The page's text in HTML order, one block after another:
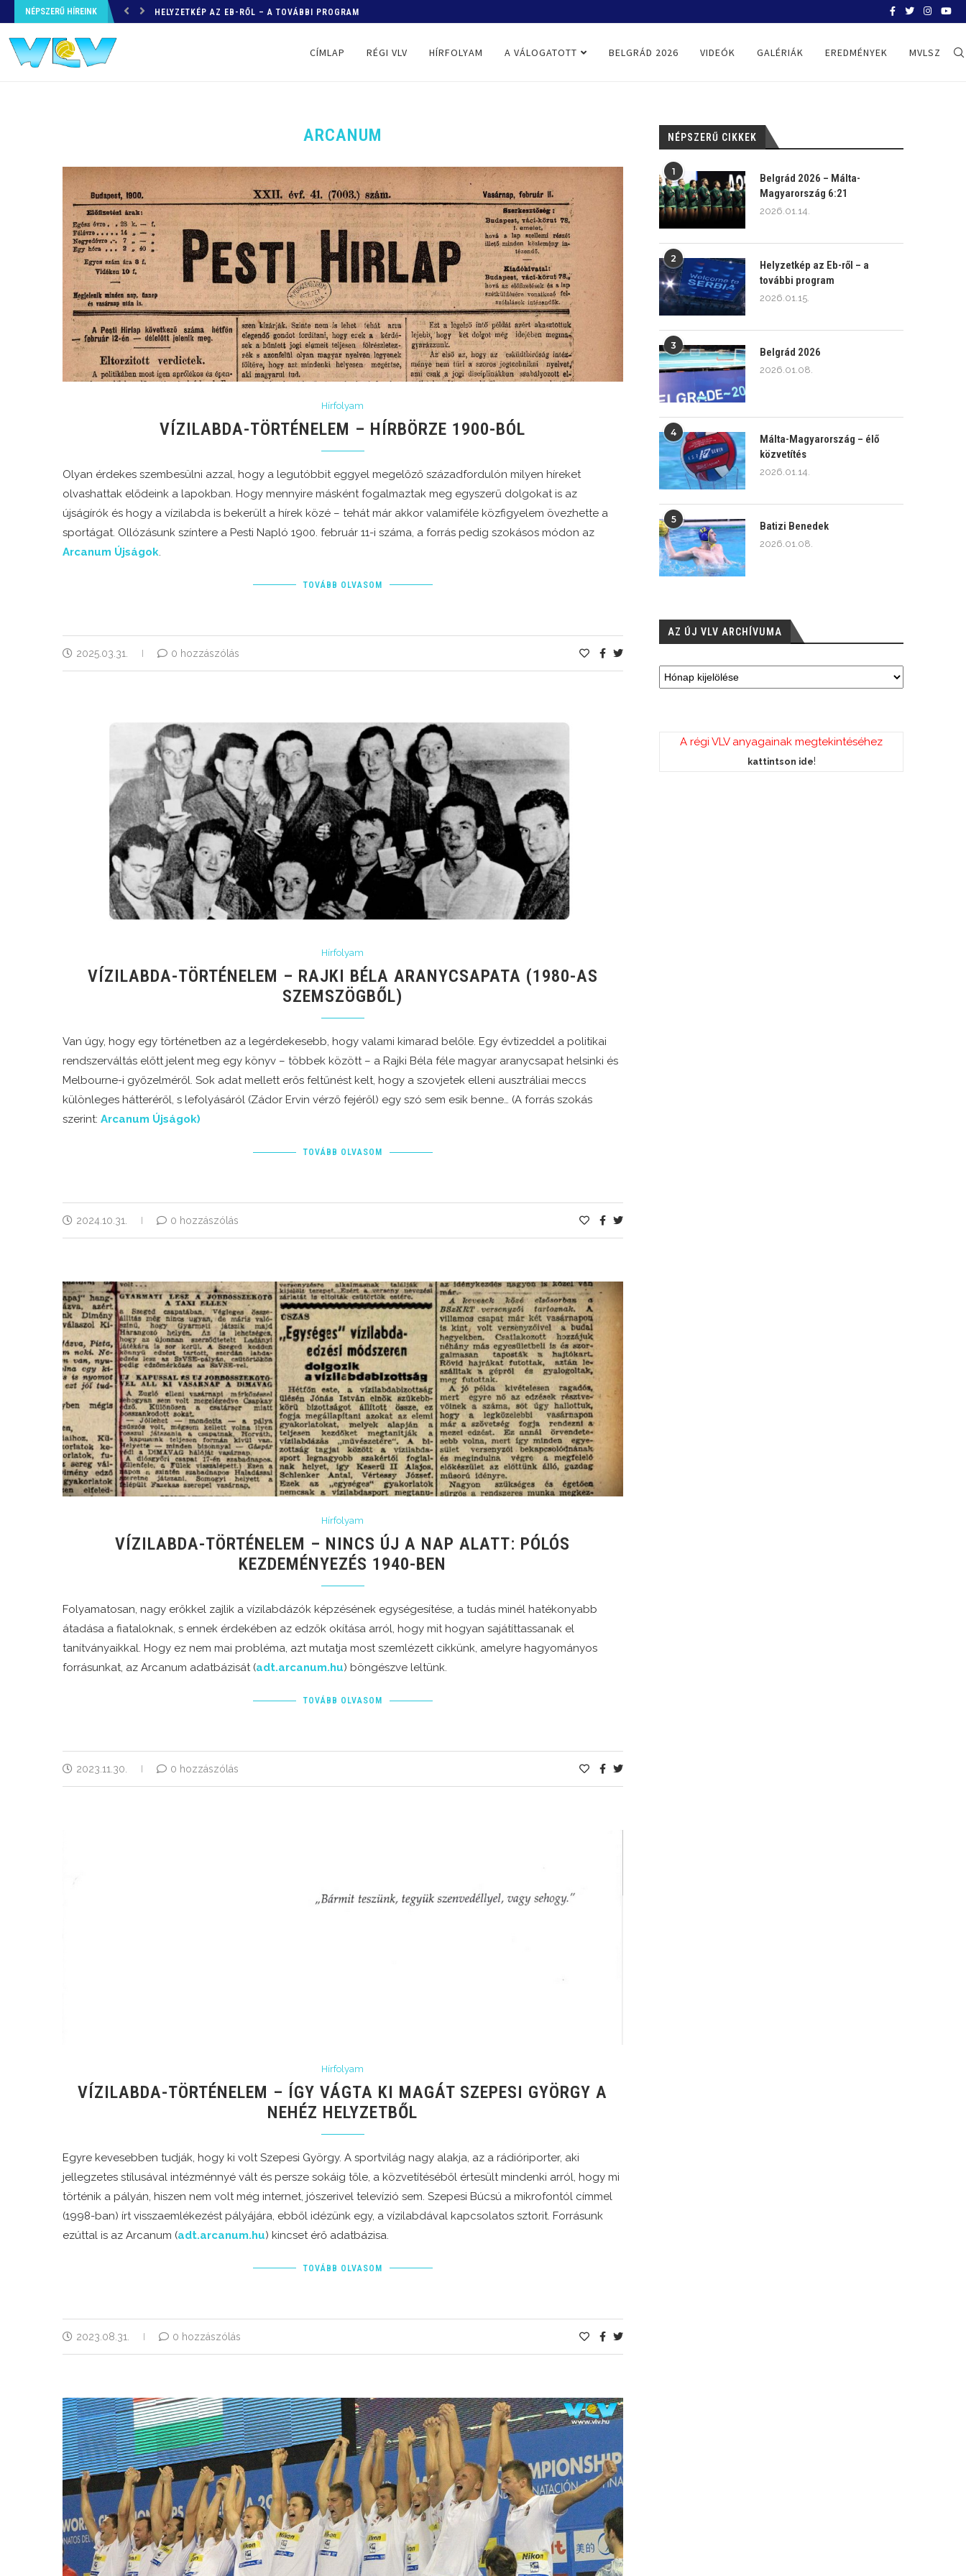
NÉPSZERŰ HÍREINK HELYZETKÉP AZ EB-RŐL – A TOVÁBBI PROGRAM
CÍMLAP RÉGI VLV HÍRFOLYAM A VÁLOGATOTT BELGRÁD 2026 VIDEÓK GALÉRIÁK EREDMÉNYEK MVLSZ
ARCANUM
Hírfolyam
VÍZILABDA-TÖRTÉNELEM – HÍRBÖRZE 1900-BÓL
Olyan érdekes szembesülni azzal, hogy a legutóbbit eggyel megelőző századfordulón milyen híreket
olvashattak elődeink a lapokban. Hogy mennyire másként fogalmaztak meg egyszerű dolgokat is az
újságírók és hogy a vízilabda is bekerült a hírek közé – tehát már akkor valamiféle közfigyelem övezhette a
sportágat. Ollózásunk színtere a Pesti Napló 1900. február 11-i száma, a forrás pedig szokásos módon az
Arcanum Újságok.
TOVÁBB OLVASOM
2025.03.31. 0 hozzászólás
Hírfolyam
VÍZILABDA-TÖRTÉNELEM – RAJKI BÉLA ARANYCSAPATA (1980-AS
SZEMSZÖGBŐL)
Van úgy, hogy egy történetben az a legérdekesebb, hogy valami kimarad belőle. Egy évtizeddel a politikai
rendszerváltás előtt jelent meg egy könyv – többek között – a Rajki Béla féle magyar aranycsapat helsinki és
Melbourne-i győzelméről. Sok adat mellett erős feltűnést kelt, hogy a szovjetek elleni ausztráliai meccs
különleges hátteréről, s lefolyásáról (Zádor Ervin vérző fejéről) egy szó sem esik benne… (A forrás szokás
szerint: Arcanum Újságok)
TOVÁBB OLVASOM
2024.10.31. 0 hozzászólás
Hírfolyam
VÍZILABDA-TÖRTÉNELEM – NINCS ÚJ A NAP ALATT: PÓLÓS
KEZDEMÉNYEZÉS 1940-BEN
Folyamatosan, nagy erőkkel zajlik a vízilabdázók képzésének egységesítése, a tudás minél hatékonyabb
átadása a fiataloknak, s ennek érdekében az edzők okítása arról, hogy mit hogyan sajátíttassanak el
tanítványaikkal. Hogy ez nem mai probléma, azt mutatja most szemlézett cikkünk, amelyre hagyományos
forrásunkat, az Arcanum adatbázisát (adt.arcanum.hu) böngészve leltünk.
TOVÁBB OLVASOM
2023.11.30. 0 hozzászólás
Hírfolyam
VÍZILABDA-TÖRTÉNELEM – ÍGY VÁGTA KI MAGÁT SZEPESI GYÖRGY A
NEHÉZ HELYZETBŐL
Egyre kevesebben tudják, hogy ki volt Szepesi György. A sportvilág nagy alakja, az a rádióriporter, aki
jellegzetes stílusával intézménnyé vált és persze sokáig tőle, a közvetítéséből értesült mindenki arról, hogy mi
történik a pályán, hiszen nem volt még internet, jószerivel televízió sem. Szepesi Búcsú a mikrofontól címmel
(1998-ban) írt visszaemlékezést pályájára, ebből idézünk egy, a vízilabdával kapcsolatos sztorit. Forrásunk
ezúttal is az Arcanum (adt.arcanum.hu) kincset érő adatbázisa.
TOVÁBB OLVASOM
2023.08.31. 0 hozzászólás
NÉPSZERŰ CIKKEK
1
Belgrád 2026 – Málta-
Magyarország 6:21
2026.01.14.
2
Helyzetkép az Eb-ről – a
további program
2026.01.15.
3
Belgrád 2026
2026.01.08.
4
Málta-Magyarország – élő
közvetítés
2026.01.14.
5
Batizi Benedek
2026.01.08.
AZ ÚJ VLV ARCHÍVUMA
A régi VLV anyagainak megtekintéséhez
kattintson ide!